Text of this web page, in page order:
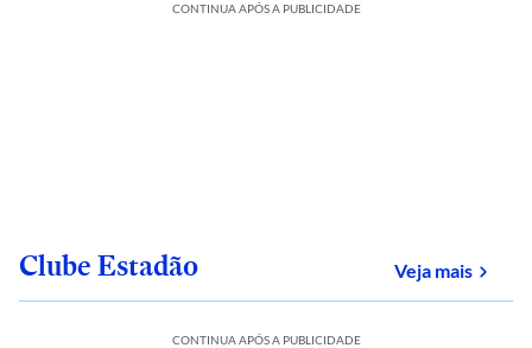
CONTINUA APÓS A PUBLICIDADE
Clube Estadão Veja maissobre
CONTINUA APÓS A PUBLICIDADE